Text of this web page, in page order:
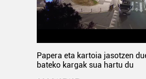
Papera eta kartoia jasotzen
bateko kargak sua hartu du